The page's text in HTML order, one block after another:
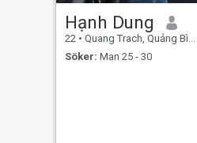
Hạnh Dung
22 • Quang Trach, Quảng Bình, Vietnam
Söker: Man 25 - 30